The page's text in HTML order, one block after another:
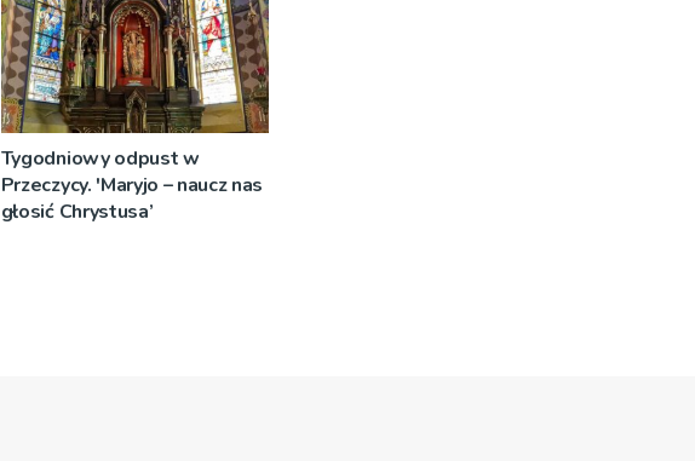
Tygodniowy odpust w
Przeczycy. 'Maryjo – naucz nas
głosić Chrystusa’